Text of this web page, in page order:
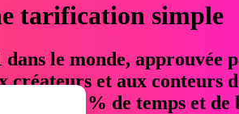
tarification simple
le monde, approuvée
créateurs et aux conteurs
76 % de temps et de